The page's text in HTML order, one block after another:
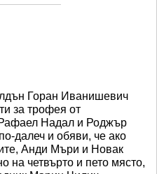
Горан Иванишевич
за трофея от
Надал и Роджър
далеч и обяви, че ако
Анди Мъри и Новак
на четвърто и пето място,